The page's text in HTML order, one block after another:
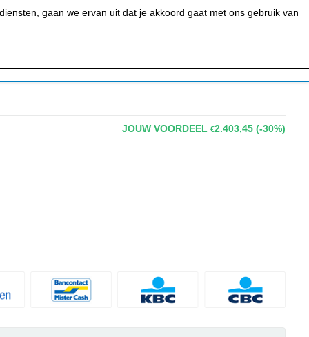
gaan we ervan uit dat je akkoord gaat met ons gebruik van
MIJN ACCOUNT BESTELSTATUS 0 WINKELWAGEN
JOUW VOORDEEL€2.403,45 (-30%)